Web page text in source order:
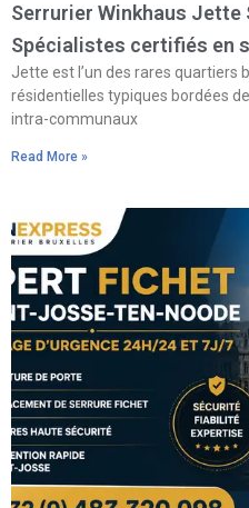
Serrurier Winkhaus Jette
Spécialistes certifiés en
Jette est l’un des rares quartiers
résidentielles typiques bordées
intra-communaux
Read More »